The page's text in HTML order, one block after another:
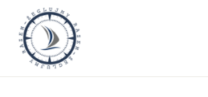
Przeskocz
treści